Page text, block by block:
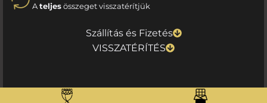
Ateljesösszeget visszatérítjük
Szállítás és Fizetés
VISSZATÉRÍTÉS